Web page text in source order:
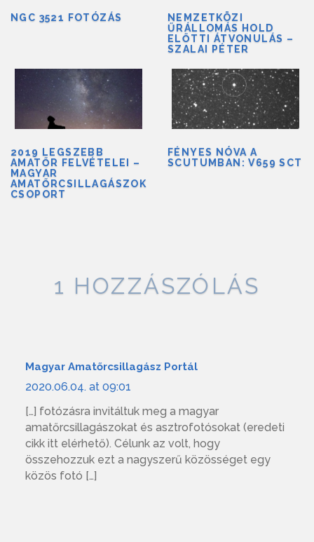
NGC 3521 FOTÓZÁS
NEMZETKÖZI
ŰRÁLLOMÁS HOLD
ELŐTTI ÁTVONULÁS –
SZALAI PÉTER
2019 LEGSZEBB
AMATŐR FELVÉTELEI –
MAGYAR
AMATŐRCSILLAGÁSZOK
CSOPORT
FÉNYES NÓVA A
SCUTUMBAN: V659 SCT
1 HOZZÁSZÓLÁS
Magyar Amatőrcsillagász Portál
2020.06.04. at 09:01
[…] fotózásra invitáltuk meg a magyar
amatőrcsillagászokat és asztrofotósokat (eredeti
cikk itt elérhető). Célunk az volt, hogy
összehozzuk ezt a nagyszerű közösséget egy
közös fotó […]